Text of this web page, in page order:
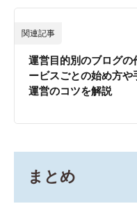
関連記事
運営目的別のブログの
ービスごとの始め方や
運営のコツを解説
まとめ